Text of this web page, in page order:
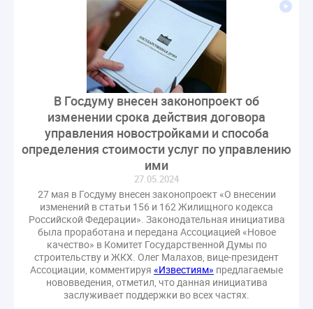
лицензирование
Верховный суд
управляющие компании
Экспертное мнение
капремонт Вебинар
Комитет по строительству и ЖКХ
Малахов Конференция
Обсуждение
Пени за ЖКУ
Постановление Правительства РФ
ЖКУ
Новое качество
ОСС
Правила
задолженность граждан
ГОСТ
Мероприятия
Правительство РФ
ВДГО
Персональные данные
Приказ
Сергей Пахомов
ТКО
ЭкспертЖКХ
договор управления МКД
лицензия
операторы связи
проверки
управляющая компания
Интервью
УК
газовое оборудование
государственная дума
обращение
общее имущество
В Госдуму внесен законопроект об
изменении срока действия договора
управления новостройками и способа
определения стоимости услуг по управлению
ими
27.05.2024
27 мая в Госдуму внесен законопроект «О внесении
изменений в статьи 156 и 162 Жилищного кодекса
Российской Федерации». Законодательная инициатива
была проработана и передана Ассоциацией «Новое
качество» в Комитет Государственной Думы по
строительству и ЖКХ. Олег Малахов, вице-президент
Ассоциации, комментируя «Известиям» предлагаемые
нововведения, отметил, что данная инициатива
заслуживает поддержки во всех частях.